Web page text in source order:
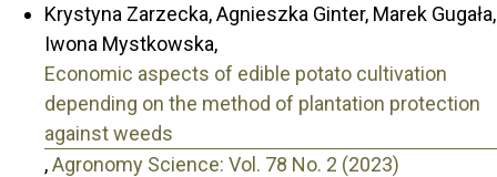
Krystyna Zarzecka, Agnieszka Ginter, Marek Gugała,
Iwona Mystkowska,
Economic aspects of edible potato cultivation
depending on the method of plantation protection
against weeds
,Agronomy Science: Vol. 78 No. 2 (2023)